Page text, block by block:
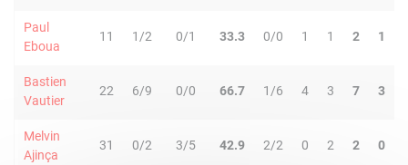
Paul
Eboua
11 1/2 0/1 33.3 0/0 1 1 2 1
Bastien
Vautier
22 6/9 0/0 66.7 1/6 4 3 7 3
Melvin
Ajinça
31 0/2 3/5 42.9 2/2 0 2 2 0